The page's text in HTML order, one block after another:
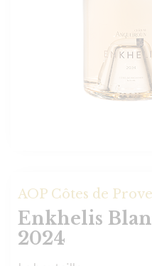
AOP Côtes de
Enkhelis
2024